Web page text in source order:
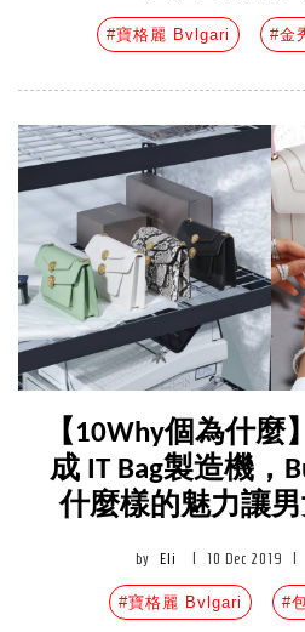
#寶格麗 Bvlgari #金
【10Why個為什麼
成 IT Bag製造機，
什麼樣的魅力讓
by Eli 10 Dec 2019
#寶格麗 Bvlgari #